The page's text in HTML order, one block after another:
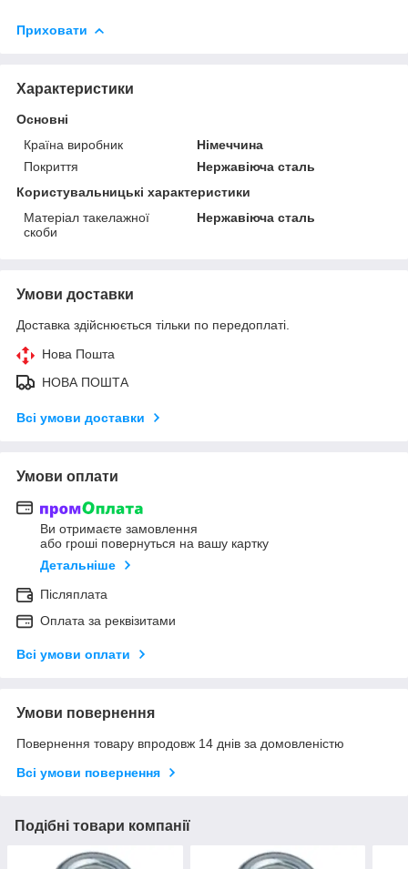
Приховати
Характеристики
Основні
Країна виробник
Німеччина
Покриття
Нержавіюча сталь
Користувальницькі характеристики
Матеріал такелажної
скоби
Нержавіюча сталь
Умови доставки
Доставка здійснюється тільки по передоплаті.
Нова Пошта
НОВА ПОШТА
Всі умови доставки
Умови оплати
Ви отримаєте замовлення
або гроші повернуться на вашу картку
Детальніше
Післяплата
Оплата за реквізитами
Всі умови оплати
Умови повернення
Повернення товару впродовж 14 днів за домовленістю
Всі умови повернення
Подібні товари компанії